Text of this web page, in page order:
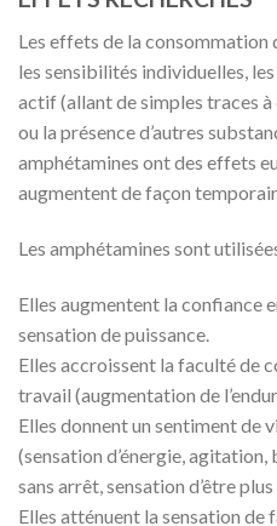
Les effets de la consommation
les sensibilités individuelles,
actif (allant de simples traces
ou la présence d’autres
amphétamines ont des effets
augmentent de façon
Les amphétamines sont
Elles augmentent la confiance
sensation de puissance.
Elles accroissent la faculté de
travail (augmentation de
Elles donnent un sentiment de
(sensation d’énergie,
sans arrêt, sensation d’être
Elles atténuent la sensation